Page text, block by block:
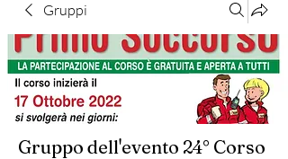
Gruppi
Gruppo dell'evento 24° Corso